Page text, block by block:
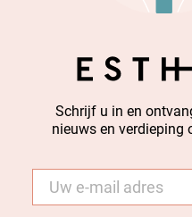
Schrijf u in en
nieuws en verdieping
mail *